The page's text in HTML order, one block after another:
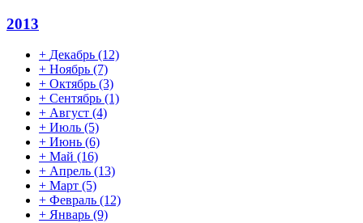
2013
+ Декабрь (12)
+ Ноябрь (7)
+ Октябрь (3)
+ Сентябрь (1)
+ Август (4)
+ Июль (5)
+ Июнь (6)
+ Май (16)
+ Апрель (13)
+ Март (5)
+ Февраль (12)
+ Январь (9)